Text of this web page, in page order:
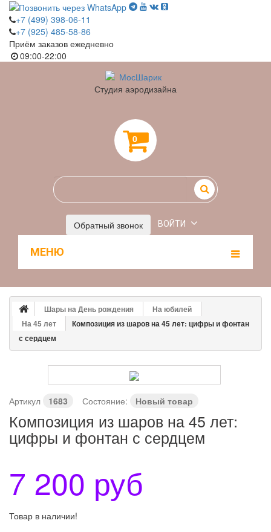
+7 (499) 398-06-11
+7 (925) 485-58-86
Приём заказов ежедневно
09:00-22:00
Студия аэродизайна
0
Обратный звонок ВОЙТИ
МЕНЮ
Шары на День рождения
На юбилей
На 45 лет
Композиция из шаров на 45 лет: цифры и фонтан
с сердцем
Артикул 1683 Состояние: Новый товар
Композиция из шаров на 45 лет:
цифры и фонтан с сердцем
7 200 руб
Товар в наличии!